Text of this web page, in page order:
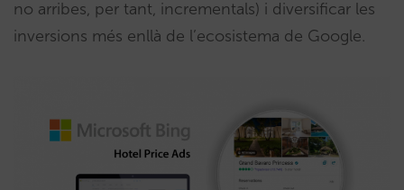
no arribes, per tant, incrementals) i diversificar les
inversions més enllà de l’ecosistema de Google.